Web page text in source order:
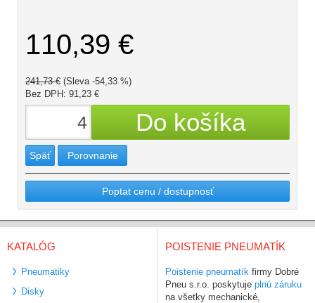
110,39 €
241,73 € (Sleva -54,33 %)
Bez DPH: 91,23 €
Späť Porovnanie
Poptat cenu / dostupnosť
KATALÓG
Pneumatiky
Disky
POISTENIE PNEUMATÍK
Poistenie pneumatík firmy Dobré
Pneu s.r.o. poskytuje plnú záruku
na všetky mechanické,